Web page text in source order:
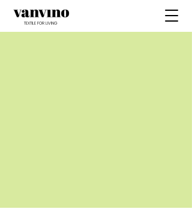
TEXTILE FOR LIVING